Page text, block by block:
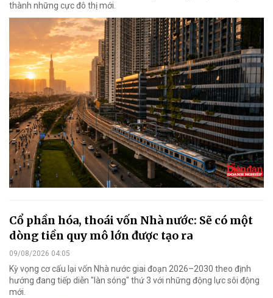
thành những cực đô thị mới.
Cổ phần hóa, thoái vốn Nhà nước: Sẽ có một
dòng tiền quy mô lớn được tạo ra
09/08/2026 04:05
Kỳ vọng cơ cấu lại vốn Nhà nước giai đoạn 2026–2030 theo định
hướng đang tiếp diễn "làn sóng" thứ 3 với những động lực sôi động
mới.